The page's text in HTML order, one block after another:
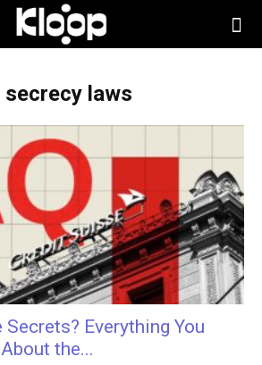
secrecy laws
Everything You
the...